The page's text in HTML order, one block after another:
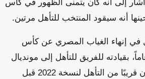
إلى أنه كان يتمنى الظهور في كأس
أنه سيقود المنتخب للتأهل مرتين.
إنهاء الغياب المصري عن كأس
الذي استمر 28 عاماً، بقيادته للفريق للتأهل إلى مونديال
2018 في روسيا. كما كان قريبًا من التأهل لنسخة 2022 قبل